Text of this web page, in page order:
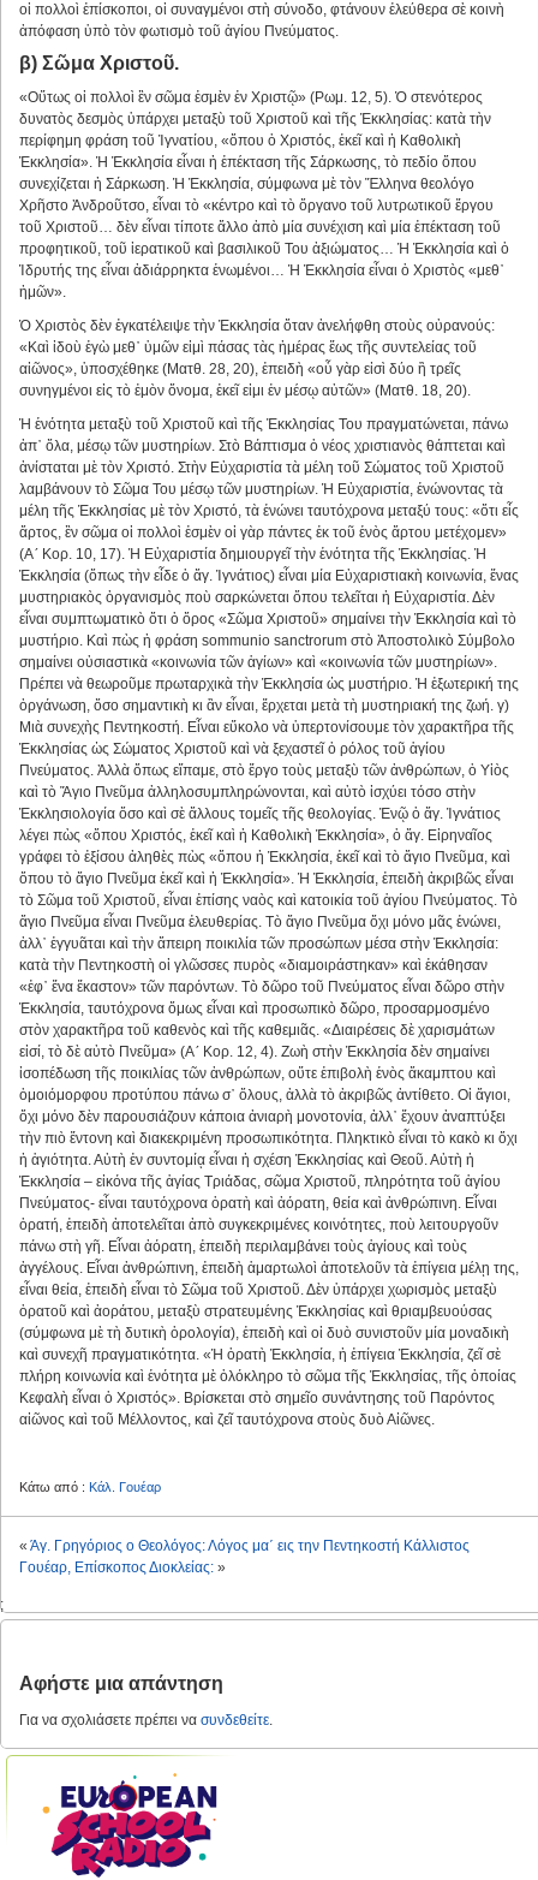
οἱ πολλοὶ ἐπίσκοποι, οἱ συναγμένοι στὴ σύνοδο, φτάνουν ἐλεύθερα σὲ κοινὴ
ἀπόφαση ὑπὸ τὸν φωτισμὸ τοῦ ἁγίου Πνεύματος.
β) Σῶμα Χριστοῦ.
«Οὕτως οἱ πολλοὶ ἓν σῶμα ἐσμὲν ἐν Χριστῷ» (Ρωμ. 12, 5). Ὁ στενότερος
δυνατὸς δεσμὸς ὑπάρχει μεταξὺ τοῦ Χριστοῦ καὶ τῆς Ἐκκλησίας: κατὰ τὴν
περίφημη φράση τοῦ Ἰγνατίου, «ὅπου ὁ Χριστός, ἐκεῖ καὶ ἡ Καθολικὴ
Ἐκκλησία». Ἡ Ἐκκλησία εἶναι ἡ ἐπέκταση τῆς Σάρκωσης, τὸ πεδίο ὅπου
συνεχίζεται ἡ Σάρκωση. Ἡ Ἐκκλησία, σύμφωνα μὲ τὸν Ἕλληνα θεολόγο
Χρῆστο Ἀνδροῦτσο, εἶναι τὸ «κέντρο καὶ τὸ ὄργανο τοῦ λυτρωτικοῦ ἔργου
τοῦ Χριστοῦ… δὲν εἶναι τίποτε ἄλλο ἀπὸ μία συνέχιση καὶ μία ἐπέκταση τοῦ
προφητικοῦ, τοῦ ἱερατικοῦ καὶ βασιλικοῦ Του ἀξιώματος… Ἡ Ἐκκλησία καὶ ὁ
Ἱδρυτής της εἶναι ἀδιάρρηκτα ἑνωμένοι… Ἡ Ἐκκλησία εἶναι ὁ Χριστὸς «μεθ᾿
ἡμῶν».
Ὁ Χριστὸς δὲν ἐγκατέλειψε τὴν Ἐκκλησία ὅταν ἀνελήφθη στοὺς οὐρανούς:
«Καὶ ἰδοὺ ἐγὼ μεθ᾿ ὑμῶν εἰμὶ πάσας τὰς ἡμέρας ἕως τῆς συντελείας τοῦ
αἰῶνος», ὑποσχέθηκε (Ματθ. 28, 20), ἐπειδὴ «οὗ γὰρ εἰσὶ δύο ἢ τρεῖς
συνηγμένοι εἰς τὸ ἐμὸν ὄνομα, ἐκεῖ εἰμι ἐν μέσῳ αὐτῶν» (Ματθ. 18, 20).
Ἡ ἑνότητα μεταξὺ τοῦ Χριστοῦ καὶ τῆς Ἐκκλησίας Του πραγματώνεται, πάνω
ἀπ᾿ ὅλα, μέσῳ τῶν μυστηρίων. Στὸ Βάπτισμα ὁ νέος χριστιανὸς θάπτεται καὶ
ἀνίσταται μὲ τὸν Χριστό. Στὴν Εὐχαριστία τὰ μέλη τοῦ Σώματος τοῦ Χριστοῦ
λαμβάνουν τὸ Σῶμα Του μέσῳ τῶν μυστηρίων. Ἡ Εὐχαριστία, ἑνώνοντας τὰ
μέλη τῆς Ἐκκλησίας μὲ τὸν Χριστό, τὰ ἑνώνει ταυτόχρονα μεταξύ τους: «ὅτι εἷς
ἄρτος, ἓν σῶμα οἱ πολλοὶ ἐσμὲν οἱ γὰρ πάντες ἐκ τοῦ ἑνὸς ἄρτου μετέχομεν»
(Α´ Κορ. 10, 17). Ἡ Εὐχαριστία δημιουργεῖ τὴν ἑνότητα τῆς Ἐκκλησίας. Ἡ
Ἐκκλησία (ὅπως τὴν εἶδε ὁ ἅγ. Ἰγνάτιος) εἶναι μία Εὐχαριστιακὴ κοινωνία, ἕνας
μυστηριακὸς ὀργανισμὸς ποὺ σαρκώνεται ὅπου τελεῖται ἡ Εὐχαριστία. Δὲν
εἶναι συμπτωματικὸ ὅτι ὁ ὅρος «Σῶμα Χριστοῦ» σημαίνει τὴν Ἐκκλησία καὶ τὸ
μυστήριο. Καὶ πὼς ἡ φράση sommunio sanctrorum στὸ Ἀποστολικὸ Σύμβολο
σημαίνει οὐσιαστικὰ «κοινωνία τῶν ἁγίων» καὶ «κοινωνία τῶν μυστηρίων».
Πρέπει νὰ θεωροῦμε πρωταρχικὰ τὴν Ἐκκλησία ὡς μυστήριο. Ἡ ἐξωτερική της
ὀργάνωση, ὅσο σημαντικὴ κι ἂν εἶναι, ἔρχεται μετὰ τὴ μυστηριακή της ζωή. γ)
Μιὰ συνεχὴς Πεντηκοστή. Εἶναι εὔκολο νὰ ὑπερτονίσουμε τὸν χαρακτῆρα τῆς
Ἐκκλησίας ὡς Σώματος Χριστοῦ καὶ νὰ ξεχαστεῖ ὁ ρόλος τοῦ ἁγίου
Πνεύματος. Ἀλλὰ ὅπως εἴπαμε, στὸ ἔργο τοὺς μεταξὺ τῶν ἀνθρώπων, ὁ Υἱὸς
καὶ τὸ Ἅγιο Πνεῦμα ἀλληλοσυμπληρώνονται, καὶ αὐτὸ ἰσχύει τόσο στὴν
Ἐκκλησιολογία ὅσο καὶ σὲ ἄλλους τομεῖς τῆς θεολογίας. Ἐνῷ ὁ ἅγ. Ἰγνάτιος
λέγει πὼς «ὅπου Χριστός, ἐκεῖ καὶ ἡ Καθολικὴ Ἐκκλησία», ὁ ἅγ. Εἰρηναῖος
γράφει τὸ ἐξίσου ἀληθὲς πὼς «ὅπου ἡ Ἐκκλησία, ἐκεῖ καὶ τὸ ἅγιο Πνεῦμα, καὶ
ὅπου τὸ ἅγιο Πνεῦμα ἐκεῖ καὶ ἡ Ἐκκλησία». Ἡ Ἐκκλησία, ἐπειδὴ ἀκριβῶς εἶναι
τὸ Σῶμα τοῦ Χριστοῦ, εἶναι ἐπίσης ναὸς καὶ κατοικία τοῦ ἁγίου Πνεύματος. Τὸ
ἅγιο Πνεῦμα εἶναι Πνεῦμα ἐλευθερίας. Τὸ ἅγιο Πνεῦμα ὄχι μόνο μᾶς ἑνώνει,
ἀλλ᾿ ἐγγυᾶται καὶ τὴν ἄπειρη ποικιλία τῶν προσώπων μέσα στὴν Ἐκκλησία:
κατὰ τὴν Πεντηκοστὴ οἱ γλῶσσες πυρὸς «διαμοιράστηκαν» καὶ ἐκάθησαν
«ἐφ᾿ ἕνα ἕκαστον» τῶν παρόντων. Τὸ δῶρο τοῦ Πνεύματος εἶναι δῶρο στὴν
Ἐκκλησία, ταυτόχρονα ὅμως εἶναι καὶ προσωπικὸ δῶρο, προσαρμοσμένο
στὸν χαρακτῆρα τοῦ καθενὸς καὶ τῆς καθεμιᾶς. «Διαιρέσεις δὲ χαρισμάτων
εἰσί, τὸ δὲ αὐτὸ Πνεῦμα» (Α´ Κορ. 12, 4). Ζωὴ στὴν Ἐκκλησία δὲν σημαίνει
ἰσοπέδωση τῆς ποικιλίας τῶν ἀνθρώπων, οὔτε ἐπιβολὴ ἑνὸς ἄκαμπτου καὶ
ὁμοιόμορφου προτύπου πάνω σ᾿ ὅλους, ἀλλὰ τὸ ἀκριβῶς ἀντίθετο. Οἱ ἅγιοι,
ὄχι μόνο δὲν παρουσιάζουν κάποια ἀνιαρὴ μονοτονία, ἀλλ᾿ ἔχουν ἀναπτύξει
τὴν πιὸ ἔντονη καὶ διακεκριμένη προσωπικότητα. Πληκτικὸ εἶναι τὸ κακὸ κι ὄχι
ἡ ἁγιότητα. Αὐτὴ ἐν συντομίᾳ εἶναι ἡ σχέση Ἐκκλησίας καὶ Θεοῦ. Αὐτὴ ἡ
Ἐκκλησία – εἰκόνα τῆς ἁγίας Τριάδας, σῶμα Χριστοῦ, πληρότητα τοῦ ἁγίου
Πνεύματος- εἶναι ταυτόχρονα ὁρατὴ καὶ ἀόρατη, θεία καὶ ἀνθρώπινη. Εἶναι
ὁρατή, ἐπειδὴ ἀποτελεῖται ἀπὸ συγκεκριμένες κοινότητες, ποὺ λειτουργοῦν
πάνω στὴ γῆ. Εἶναι ἀόρατη, ἐπειδὴ περιλαμβάνει τοὺς ἁγίους καὶ τοὺς
ἀγγέλους. Εἶναι ἀνθρώπινη, ἐπειδὴ ἁμαρτωλοὶ ἀποτελοῦν τὰ ἐπίγεια μέλῃ της,
εἶναι θεία, ἐπειδὴ εἶναι τὸ Σῶμα τοῦ Χριστοῦ. Δὲν ὑπάρχει χωρισμὸς μεταξὺ
ὁρατοῦ καὶ ἀοράτου, μεταξὺ στρατευμένης Ἐκκλησίας καὶ θριαμβευούσας
(σύμφωνα μὲ τὴ δυτικὴ ὁρολογία), ἐπειδὴ καὶ οἱ δυὸ συνιστοῦν μία μοναδικὴ
καὶ συνεχῆ πραγματικότητα. «Ἡ ὁρατὴ Ἐκκλησία, ἡ ἐπίγεια Ἐκκλησία, ζεῖ σὲ
πλήρη κοινωνία καὶ ἑνότητα μὲ ὁλόκληρο τὸ σῶμα τῆς Ἐκκλησίας, τῆς ὁποίας
Κεφαλὴ εἶναι ὁ Χριστός». Βρίσκεται στὸ σημεῖο συνάντησης τοῦ Παρόντος
αἰῶνος καὶ τοῦ Μέλλοντος, καὶ ζεῖ ταυτόχρονα στοὺς δυὸ Αἰῶνες.
Κάτω από : Κάλ. Γουέαρ
« Άγ. Γρηγόριος ο Θεολόγος: Λόγος μα΄ εις την Πεντηκοστή Κάλλιστος
Γουέαρ, Επίσκοπος Διοκλείας: »
;
Αφήστε μια απάντηση
Για να σχολιάσετε πρέπει να συνδεθείτε.